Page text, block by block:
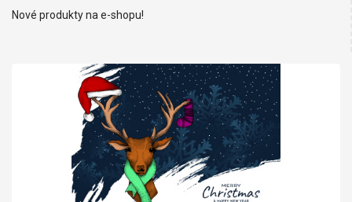
Nové produkty na e-shopu!